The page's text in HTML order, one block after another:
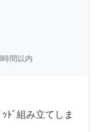
間以内
ﾄﾞ組み立てしま